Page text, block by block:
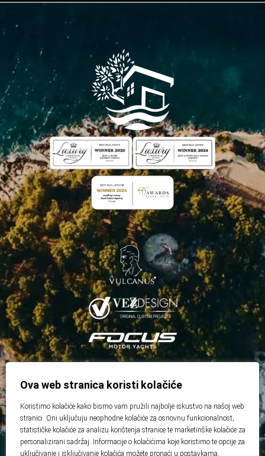
Ova web stranica koristi kolačiće
Koristimo kolačiće kako bismo vam pružili najbolje iskustvo na našoj web
stranici. Oni uključuju neophodne kolačiće za osnovnu funkcionalnost,
statističke kolačiće za analizu korištenja stranice te marketinške kolačiće za
personalizirani sadržaj. Informacije o kolačićima koje koristimo te opcije za
uključivanje i isključivanje kolačića možete pronaći u postavkama.